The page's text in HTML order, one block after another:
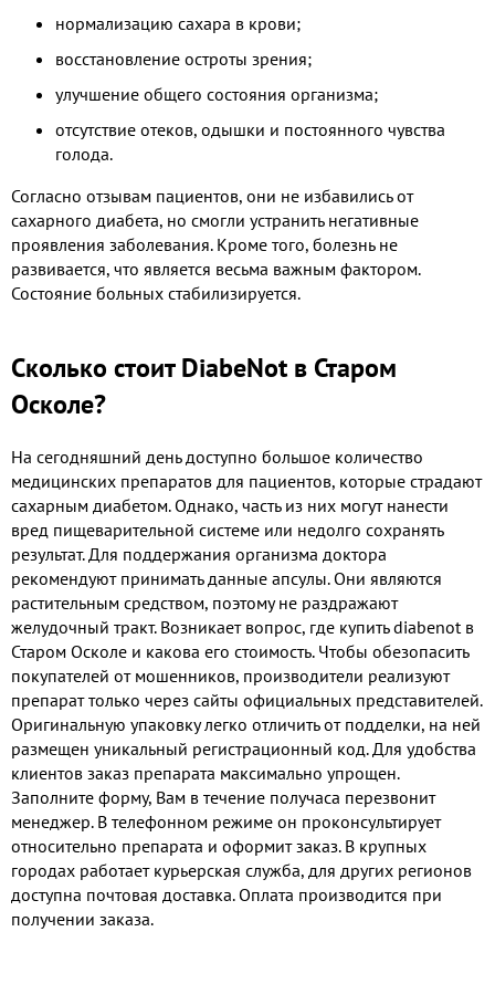
нормализацию сахара в крови;
восстановление остроты зрения;
улучшение общего состояния организма;
отсутствие отеков, одышки и постоянного чувства
голода.
Согласно отзывам пациентов, они не избавились от
сахарного диабета, но смогли устранить негативные
проявления заболевания. Кроме того, болезнь не
развивается, что является весьма важным фактором.
Состояние больных стабилизируется.
Сколько стоит DiabeNot в Старом
Осколе?
На сегодняшний день доступно большое количество
медицинских препаратов для пациентов, которые страдают
сахарным диабетом. Однако, часть из них могут нанести
вред пищеварительной системе или недолго сохранять
результат. Для поддержания организма доктора
рекомендуют принимать данные апсулы. Они являются
растительным средством, поэтому не раздражают
желудочный тракт. Возникает вопрос, где купить diabenot в
Старом Осколе и какова его стоимость. Чтобы обезопасить
покупателей от мошенников, производители реализуют
препарат только через сайты официальных представителей.
Оригинальную упаковку легко отличить от подделки, на ней
размещен уникальный регистрационный код. Для удобства
клиентов заказ препарата максимально упрощен.
Заполните форму, Вам в течение получаса перезвонит
менеджер. В телефонном режиме он проконсультирует
относительно препарата и оформит заказ. В крупных
городах работает курьерская служба, для других регионов
доступна почтовая доставка. Оплата производится при
получении заказа.